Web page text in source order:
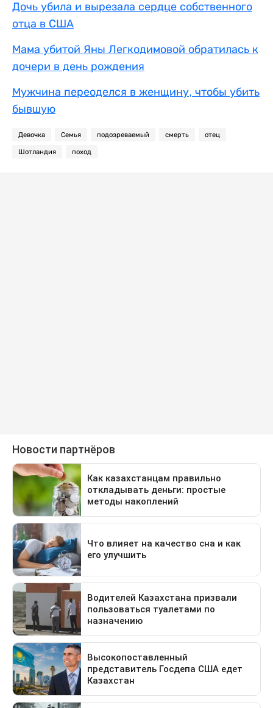
Дочь убила и вырезала сердце собственного
отца в США
Мама убитой Яны Легкодимовой обратилась к
дочери в день рождения
Мужчина переоделся в женщину, чтобы убить
бывшую
Девочка Семья подозреваемый смерть отец
Шотландия поход